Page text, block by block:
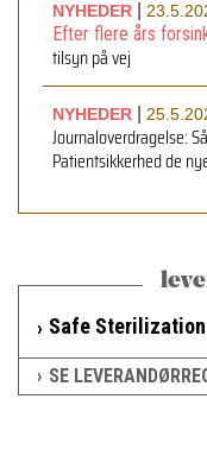
NYHEDER
Efter flere års
tilsyn på vej
NYHEDER
Journaloverdragelse:
Patientsikkerhed de
Safe
SE